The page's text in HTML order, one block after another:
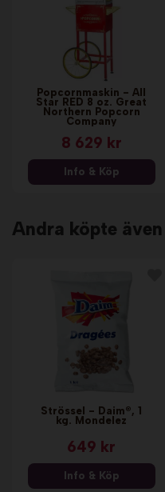
Popcornmaskin - All
Star RED 8 oz. Great
Northern Popcorn
Company
8 629 kr
Info & Köp
Andra köpte även
Strössel - Daim®, 1
kg. Mondelez
649 kr
Info & Köp